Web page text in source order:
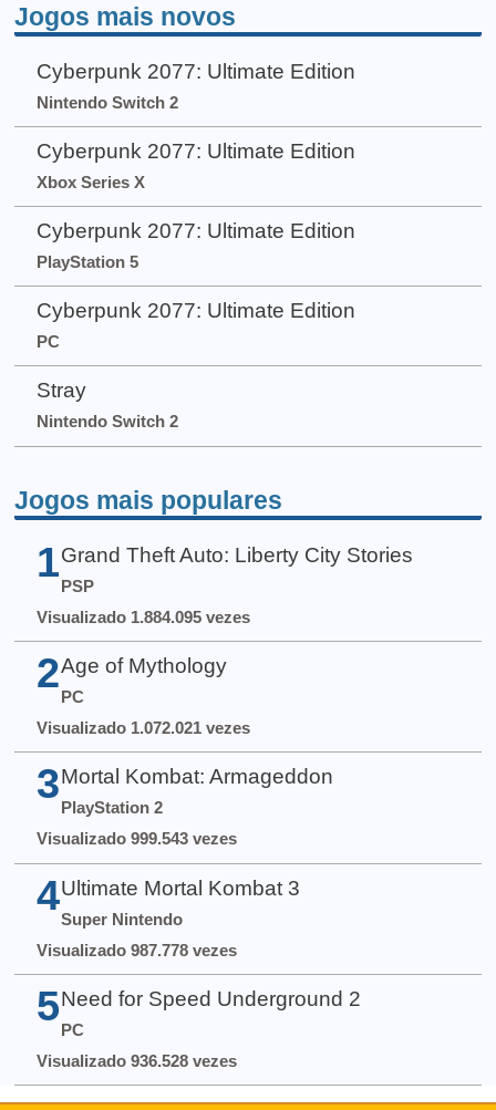
Jogos mais novos
Cyberpunk 2077: Ultimate Edition
Nintendo Switch 2
Cyberpunk 2077: Ultimate Edition
Xbox Series X
Cyberpunk 2077: Ultimate Edition
PlayStation 5
Cyberpunk 2077: Ultimate Edition
PC
Stray
Nintendo Switch 2
Jogos mais populares
1 Grand Theft Auto: Liberty City Stories
PSP
Visualizado 1.884.095 vezes
2 Age of Mythology
PC
Visualizado 1.072.021 vezes
3 Mortal Kombat: Armageddon
PlayStation 2
Visualizado 999.543 vezes
4 Ultimate Mortal Kombat 3
Super Nintendo
Visualizado 987.778 vezes
5 Need for Speed Underground 2
PC
Visualizado 936.528 vezes